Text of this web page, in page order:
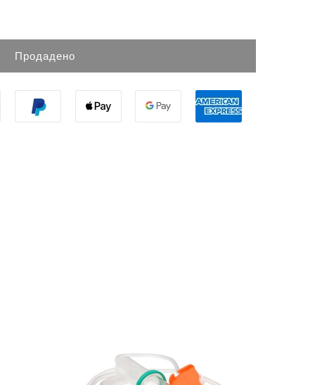
Продадено